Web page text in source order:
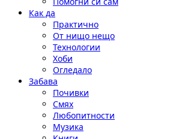
Как да
Практично
От нищо нещо
Технологии
Хоби
Огледало
Забава
Почивки
Смях
Любопитности
Музика